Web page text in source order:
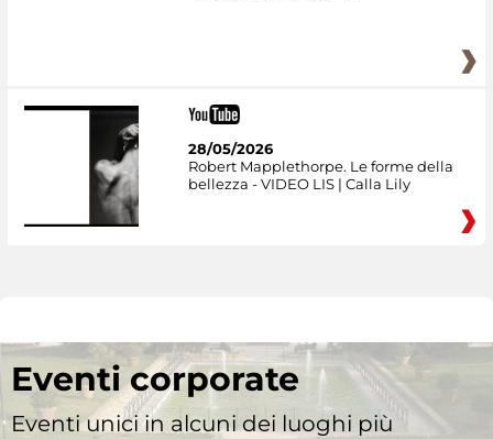
28/05/2026
Robert Mapplethorpe. Le forme della
bellezza - VIDEO LIS | Calla Lily
Eventi corporate
Eventi unici in alcuni dei luoghi più